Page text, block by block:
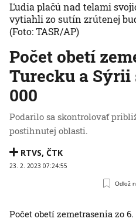
Počet obetí
Turecku a Sýrii
000
Podarilo sa skontrolovať
postihnutej oblasti.
RTVS, ČTK
23. 2. 2023 07:24:55
Odlož
Ľudia plačú nad telami
vytiahli zo sutín zrútenej
(Foto: TASR/AP)
Počet obetí zemetrasenia zo